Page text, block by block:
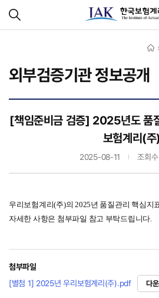
외부검증기관 정보공개
[책임준비금 검증] 2025년도 품
보험계리(주)
2025-08-11 조회
우리보험계리(주)의 2025년 품질관리 핵심지
자세한 사항은 첨부파일 참고 부탁드립니다.
첨부파일
[별첨 1] 2025년 우리보험계리(주).pdf
다